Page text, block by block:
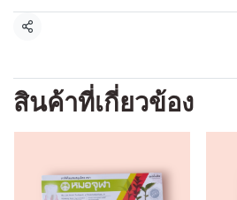
แชร์
สินค้าที่เกี่ยวข้อง